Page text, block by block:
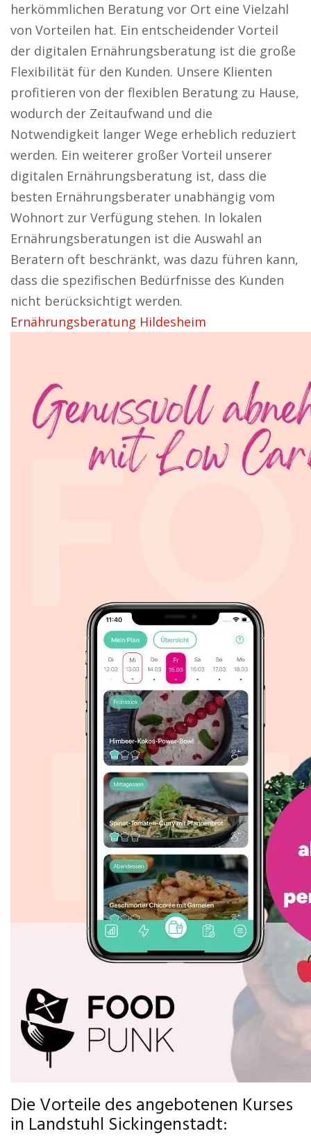
herkömmlichen Beratung vor Ort eine Vielzahl
von Vorteilen hat. Ein entscheidender Vorteil
der digitalen Ernährungsberatung ist die große
Flexibilität für den Kunden. Unsere Klienten
profitieren von der flexiblen Beratung zu Hause,
wodurch der Zeitaufwand und die
Notwendigkeit langer Wege erheblich reduziert
werden. Ein weiterer großer Vorteil unserer
digitalen Ernährungsberatung ist, dass die
besten Ernährungsberater unabhängig vom
Wohnort zur Verfügung stehen. In lokalen
Ernährungsberatungen ist die Auswahl an
Beratern oft beschränkt, was dazu führen kann,
dass die spezifischen Bedürfnisse des Kunden
nicht berücksichtigt werden.
Ernährungsberatung Hildesheim
Die Vorteile des angebotenen Kurses
in Landstuhl Sickingenstadt: